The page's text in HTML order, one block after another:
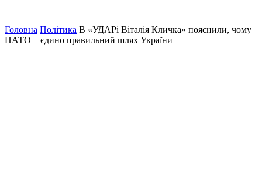
Головна Політика В «УДАРі Віталія Кличка» пояснили, чому
НАТО – єдино правильний шлях України